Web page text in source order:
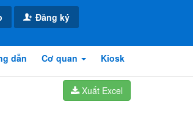
Đăng ký
dẫn Cơ quan Kiosk
Xuất Excel